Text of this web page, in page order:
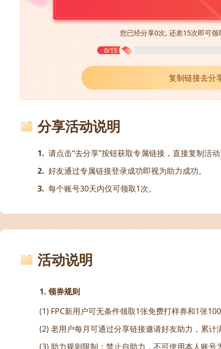
您已经分享0次, 还差15次即可
0/15
复制链接去分
分享活动说明
1. 请点击“去分享”按钮获取专属链接，直接复制活
2. 好友通过专属链接登录成功即视为助力成功。
3. 每个账号30天内仅可领取1次。
活动说明
1. 领券规则
(1) FPC新用户可无条件领取1张免费打样券和1张
(2) 老用户每月可通过分享链接邀请好友助力，累
(3) 助力规则限制：禁止自助力，不可使用本人账